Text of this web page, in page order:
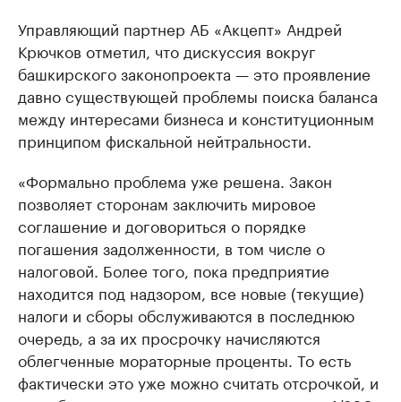
Управляющий партнер АБ «Акцепт» Андрей
Крючков отметил, что дискуссия вокруг
башкирского законопроекта — это проявление
давно существующей проблемы поиска баланса
между интересами бизнеса и конституционным
принципом фискальной нейтральности.
«Формально проблема уже решена. Закон
позволяет сторонам заключить мировое
соглашение и договориться о порядке
погашения задолженности, в том числе о
налоговой. Более того, пока предприятие
находится под надзором, все новые (текущие)
налоги и сборы обслуживаются в последнюю
очередь, а за их просрочку начисляются
облегченные мораторные проценты. То есть
фактически это уже можно считать отсрочкой, и